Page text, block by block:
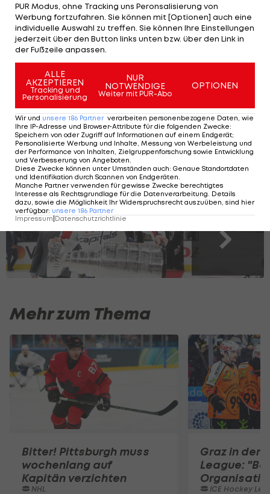
Cole Perfetti nach 62 Minuten den
entscheidenden Treffer zum 3:2-Erfolg der Jets
markiert und den Canucks die nächste Niederlage
Marco Rossisteht 17:07 Minuten auf dem Eis und
gibt einen Torschuss ab.
Ranked: Die Rekord-Torschützen der
NHL
SLIDESHOW
STARTEN
Mehr zum Thema
Bitter! Pittsburgh muss
wochenlang auf
Kapitän verzichten
NHL
Graz in der
League:
ICE Hockey
PUR Modus, ohne Tracking uns Peronsalisierung von
Werbung fortzufahren. Sie können mit [Optionen] auch eine
individuelle Auswahl zu treffen. Sie können Ihre Einstellungen
jederzeit über den Button links unten bzw. über den Link in
der Fußzeile anpassen.
ALLE
AKZEPTIEREN
Tracking und
Personalisierung
NUR
NOTWENDIGE
Weiter mit PUR-Abo
OPTIONEN
Wir und unsere 186 Partner verarbeiten personenbezogene Daten, wie
Ihre IP-Adresse und Browser-Attribute für die folgenden Zwecke:
Speichern von oder Zugriff auf Informationen auf einem Endgerät;
Personalisierte Werbung und Inhalte, Messung von Werbeleistung und
der Performance von Inhalten, Zielgruppenforschung sowie Entwicklung
und Verbesserung von Angeboten.
Diese Zwecke können unter Umständen auch: Genaue Standortdaten
und Identifikation durch Scannen von Endgeräten.
Manche Partner verwenden für gewisse Zwecke berechtigtes
Interesse als Rechtsgrundlage für die Datenverarbeitung. Details
dazu, sowie die Möglichkeit Ihr Widerspruchsrecht auszuüben, sind hier
verfügbar: unsere 186 Partner
Impressum Datenschutzrichtlinie